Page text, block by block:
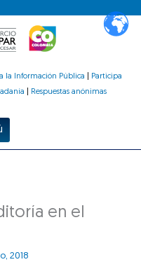
la Información Pública
Participa
Respuestas anónimas
en el
2018